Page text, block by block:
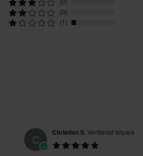
(0)
(1)
C Christian S.Verifierad köpare